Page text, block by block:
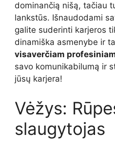
dominančią nišą, tačiau
lankstūs. Išnaudodami
galite suderinti karjeros
dinamiška asmenybe ir
visaverčiam
savo komunikabilumą ir
jūsų karjera!
Vėžys:
slaugytojas